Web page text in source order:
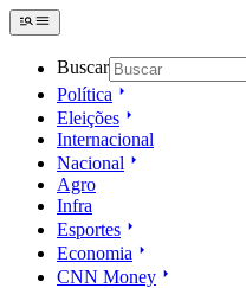
Buscar
Política
Eleições
Internacional
Nacional
Agro
Infra
Esportes
Economia
CNN Money